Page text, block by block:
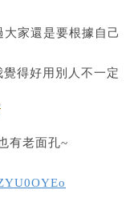
家還是要根據自己
得好用別人不一定
有老面孔~